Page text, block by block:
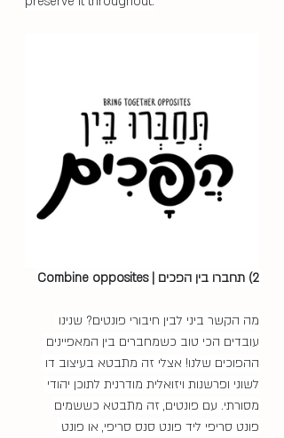
2) תחברו בין הפכים | Combine opposites
מה הקשר ביני לבין חיבורי פונטים? שנינו
עובדים הכי טוב כשמחברים בין המאפיינים
ההפוכים שלנו! אצלי זה מתבטא בעיצוב דו
לשוני ופרשנות ויזואלית מודרנית לתוכן יהודי
מסורתי. עם פונטים, זה מתבטא כששמים
פונט סריפי ליד פונט סנס סריפי, או פונט